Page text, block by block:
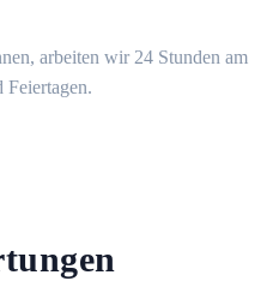
arbeiten wir 24 Stunden am
Feiertagen.